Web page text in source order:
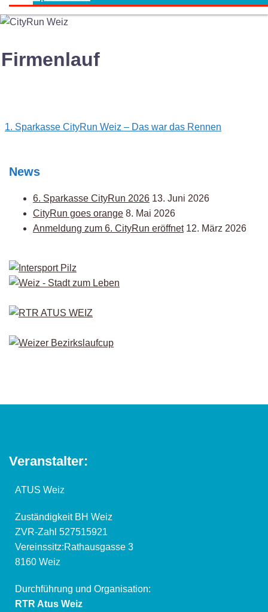
Firmenlauf
Post
1. Sparkasse CityRun Weiz – Das war das Rennen
News
6. Sparkasse CityRun 2026 13. Juni 2026
CityRun goes orange 8. Mai 2026
Anmeldung zum 6. CityRun eröffnet 12. März 2026
Veranstalter:
ATUS Weiz
Zuständigkeit BH Weiz
ZVR-Zahl 527515921
Vereinssitz:Rathausgasse 3
8160 Weiz
Durchführung und Organisation:
RTR Atus Weiz